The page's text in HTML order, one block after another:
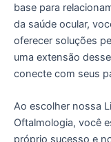
base para
da saúde ocular,
oferecer soluções
uma extensão
conecte com seus
Ao escolher nossa
Oftalmologia, você
próprio sucesso e